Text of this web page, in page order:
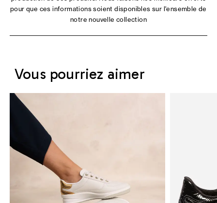
pour que ces informations soient disponibles sur l'ensemble de
notre nouvelle collection
Vous pourriez aimer